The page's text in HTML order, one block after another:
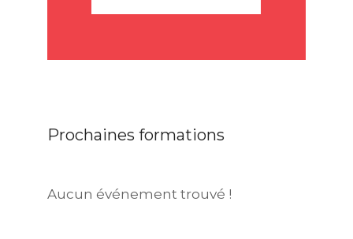
Prochaines formations
Aucun événement trouvé !